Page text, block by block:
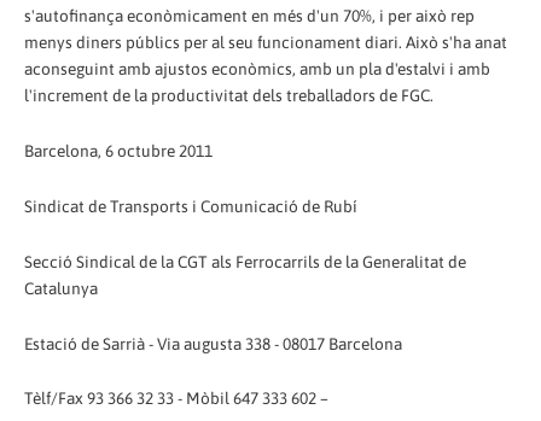
s'autofinança econòmicament en més d'un 70%, i per això rep
menys diners públics per al seu funcionament diari. Això s'ha anat
aconseguint amb ajustos econòmics, amb un pla d'estalvi i amb
l'increment de la productivitat dels treballadors de FGC.
Barcelona, ​​6 octubre 2011
Sindicat de Transports i Comunicació de Rubí
Secció Sindical de la CGT als Ferrocarrils de la Generalitat de
Catalunya
Estació de Sarrià - Via augusta 338 - 08017 Barcelona
Tèlf/Fax 93 366 32 33 - Mòbil 647 333 602 –